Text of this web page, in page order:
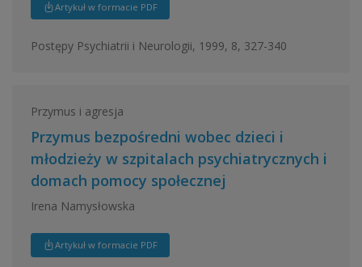
Artykuł w formacie PDF
Postępy Psychiatrii i Neurologii, 1999, 8, 327-340
Przymus i agresja
Przymus bezpośredni wobec dzieci i
młodzieży w szpitalach psychiatrycznych i
domach pomocy społecznej
Irena Namysłowska
Artykuł w formacie PDF